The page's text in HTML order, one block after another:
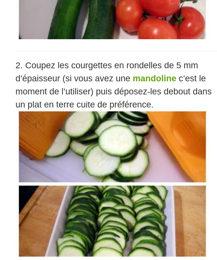
Coupez les courgettes en rondelles de 5 mm
d’épaisseur (si vous avez une mandoline c’est le
moment de l’utiliser) puis déposez-les debout dans
un plat en terre cuite de préférence.